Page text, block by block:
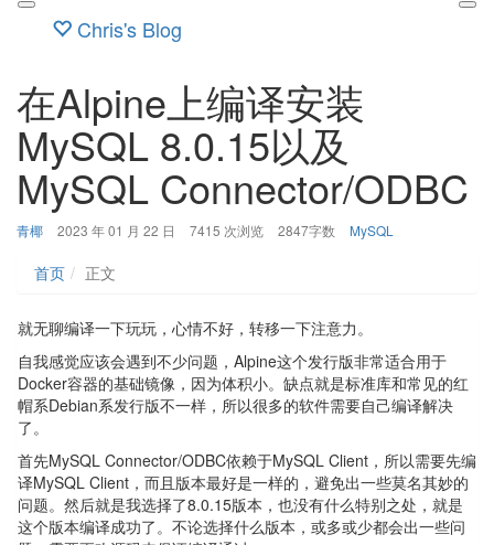
Chris's Blog
在Alpine上编译安装
MySQL 8.0.15以及
MySQL Connector/ODBC
博
青椰
发
时
间：
2023 年 01 月 22 日 7415 次浏览 2847字数
分
MySQL
首页 正文
就无聊编译一下玩玩，心情不好，转移一下注意力。
自我感觉应该会遇到不少问题，Alpine这个发行版非常适合用于
Docker容器的基础镜像，因为体积小。缺点就是标准库和常见的红
帽系Debian系发行版不一样，所以很多的软件需要自己编译解决
了。
首先MySQL Connector/ODBC依赖于MySQL Client，所以需要先编
译MySQL Client，而且版本最好是一样的，避免出一些莫名其妙的
问题。然后就是我选择了8.0.15版本，也没有什么特别之处，就是
这个版本编译成功了。不论选择什么版本，或多或少都会出一些问